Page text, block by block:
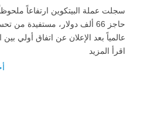
سجلت عملة البيتكوين ارتفاعاً
حاجز 66 ألف دولار، مستفيدة
عالمياً بعد الإعلان عن اتفاق أولي بين
اقرأ المزيد